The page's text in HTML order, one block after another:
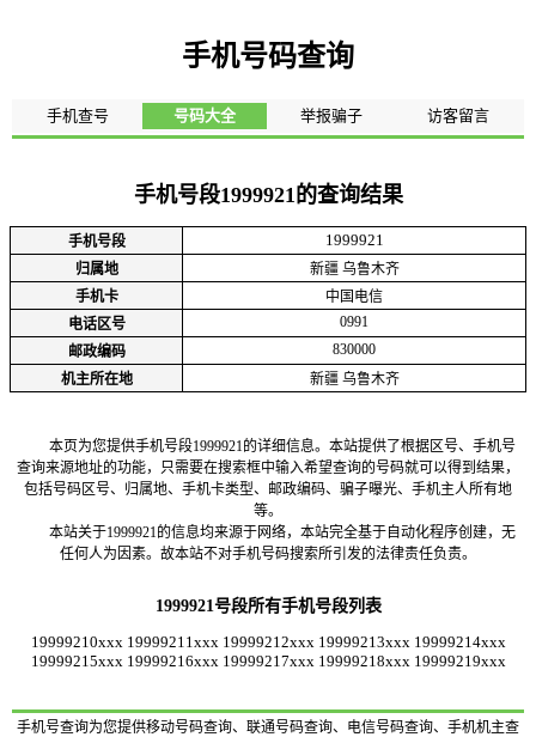
手机号码查询
手机查号 号码大全 举报骗子 访客留言
手机号段1999921的查询结果
手机号段 1999921
归属地
新疆 乌鲁木齐
手机卡
中国电信
电话区号
0991
邮政编码
830000
机主所在地
新疆 乌鲁木齐
本页为您提供手机号段1999921的详细信息。本站提供了根据区号、手机号
查询来源地址的功能，只需要在搜索框中输入希望查询的号码就可以得到结果，
包括号码区号、归属地、手机卡类型、邮政编码、骗子曝光、手机主人所有地
等。
本站关于1999921的信息均来源于网络，本站完全基于自动化程序创建，无
任何人为因素。故本站不对手机号码搜索所引发的法律责任负责。
1999921号段所有手机号段列表
19999210xxx 19999211xxx 19999212xxx 19999213xxx 19999214xxx
19999215xxx 19999216xxx 19999217xxx 19999218xxx 19999219xxx
手机号查询为您提供移动号码查询、联通号码查询、电信号码查询、手机机主查